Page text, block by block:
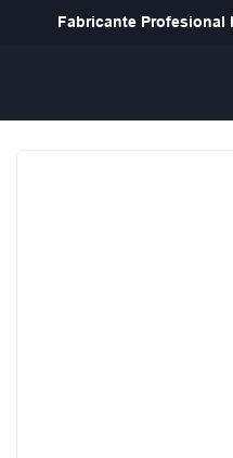
Fabricante Profesional